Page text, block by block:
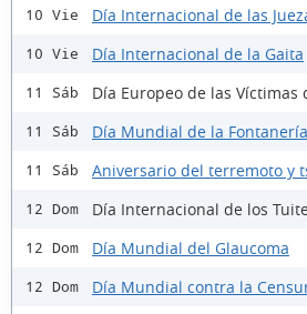
10 Vie Día Internacional de las
10 Vie Día Internacional de la Gaita
11 Sáb Día Europeo de las Víctimas
11 Sáb Día Mundial de la Fontanería
11 Sáb Aniversario del terremoto y
12 Dom Día Internacional de los
12 Dom Día Mundial del Glaucoma
12 Dom Día Mundial contra la